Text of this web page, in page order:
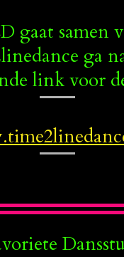
gaat samen
ga
link voor